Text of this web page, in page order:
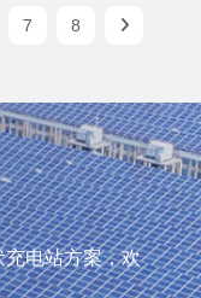
7 8
电站方案，欢